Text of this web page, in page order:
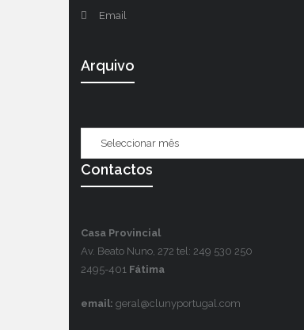
Email
Arquivo
Contactos
Casa Provincial
Av. Beato Nuno, 272 tel: 249 530 250
2495-401 Fátima
email: geral@clunyportugal.com